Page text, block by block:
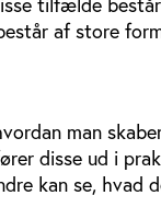
af store
man
disse ud i
kan se, hvad